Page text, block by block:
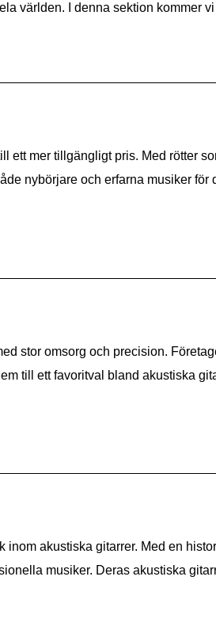
världen. I denna sektion kommer
mer tillgängligt pris. Med rötter
nybörjare och erfarna musiker
stor omsorg och precision.
till ett favoritval bland akustiska
akustiska gitarrer. Med en
musiker. Deras akustiska